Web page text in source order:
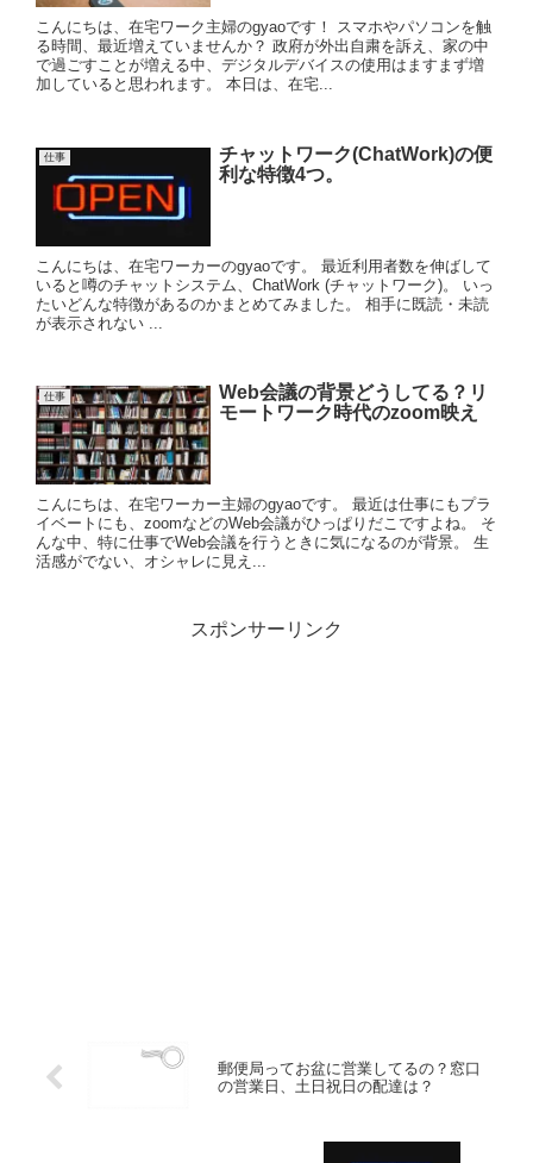
こんにちは、在宅ワーク主婦のgyaoです！ スマホやパソコンを触
る時間、最近増えていませんか？ 政府が外出自粛を訴え、家の中
で過ごすことが増える中、デジタルデバイスの使用はますまず増
加していると思われます。 本日は、在宅...
仕事
チャットワーク(ChatWork)の便
利な特徴4つ。
こんにちは、在宅ワーカーのgyaoです。 最近利用者数を伸ばして
いると噂のチャットシステム、ChatWork (チャットワーク)。 いっ
たいどんな特徴があるのかまとめてみました。 相手に既読・未読
が表示されない ...
仕事
Web会議の背景どうしてる？リ
モートワーク時代のzoom映え
こんにちは、在宅ワーカー主婦のgyaoです。 最近は仕事にもプラ
イベートにも、zoomなどのWeb会議がひっぱりだこですよね。 そ
んな中、特に仕事でWeb会議を行うときに気になるのが背景。 生
活感がでない、オシャレに見え...
スポンサーリンク
郵便局ってお盆に営業してるの？窓口
の営業日、土日祝日の配達は？